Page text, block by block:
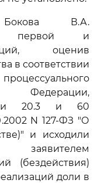
В.А.
первой и
оценив
в соответствии
Федерации,
20.3 и 60
N 127-ФЗ "О
и исходили
(бездействия)
доли в